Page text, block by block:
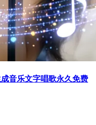
音乐文字唱歌永久免费